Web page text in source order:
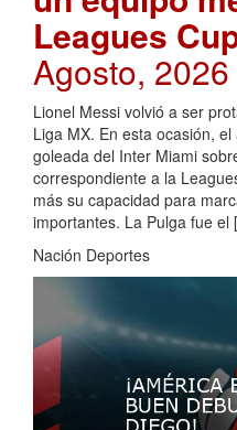
Leagues
Agosto,
Lionel Messi volvió a ser
Liga MX. En esta ocasión,
goleada del Inter Miami
correspondiente a la
más su capacidad para
importantes. La Pulga fue
Nación Deportes